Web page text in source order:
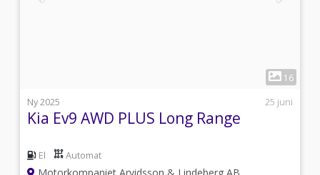
16
Ny 2025
25 juni
Kia Ev9 AWD PLUS Long Range
El Automat